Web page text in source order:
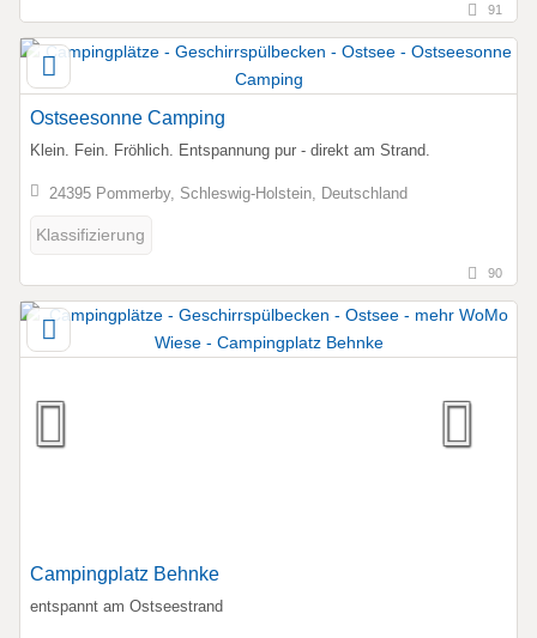
91
Ostseesonne Camping
Klein. Fein. Fröhlich. Entspannung pur - direkt am Strand.
24395 Pommerby, Schleswig-Holstein, Deutschland
Klassifizierung
90
Campingplatz Behnke
entspannt am Ostseestrand